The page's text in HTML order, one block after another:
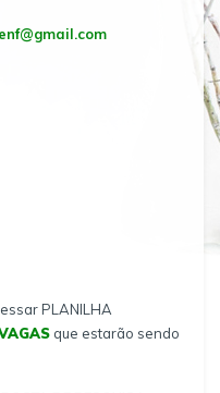
PLANILHA
que estarão sendo